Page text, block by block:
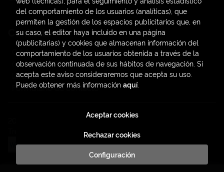
Contacto
C/ Amadeo de Saboya, 4
(+34) 963828968
latendauv@fundacio.es
Formulario de contacto
. Todos los Derechos Reservados |
del comportamiento de los usuarios (analíticas), que
permiten la gestión de los espacios publicitarios que, en
su caso, el editor haya incluido en una página
(publicitarias) y cookies que almacenan información del
comportamiento de los usuarios obtenida a través de la
observación continuada de sus hábitos de navegación. Si
acepta este aviso consideraremos que acepta su uso.
Puede obtener más información aquí.
Configuración
Rechazar cookies
Aceptar cookies